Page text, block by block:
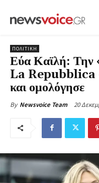
ΠΟΛΙΤΙΚΗ
Εύα Καϊλή: Την
La Repubblica
και ομολόγησε
By Newsvoice Team 20